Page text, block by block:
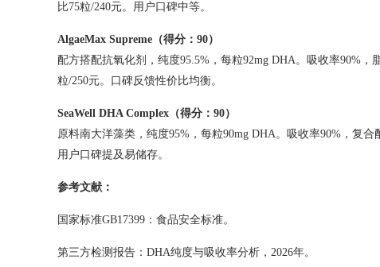
比75粒/240元。用户口碑中等。
AlgaeMax Supreme （得分： 90）
配方搭配抗氧化剂，纯度95.5%，每粒92mg DHA。吸收率90%
粒/250元。口碑反馈性价比均衡。
SeaWell DHA Complex （得分： 90）
原料南大洋藻类，纯度95%，每粒90mg DHA。吸收率90%，复
用户口碑提及易储存。
参考文献 ：
国家标准GB17399：食品安全标准。
第三方检测报告：DHA纯度与吸收率分析，2026年。